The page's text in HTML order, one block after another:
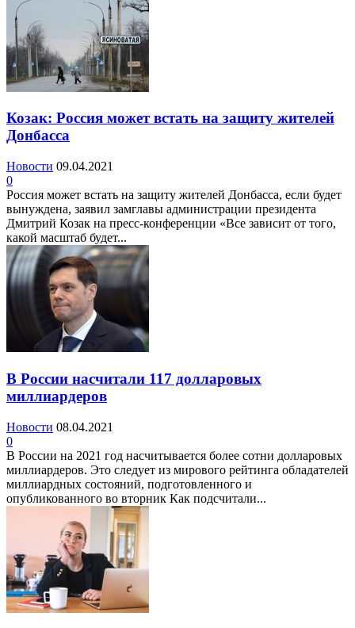
Козак: Россия может встать на защиту жителей
Донбасса
Новости 09.04.2021
0
Россия может встать на защиту жителей Донбасса, если будет
вынуждена, заявил замглавы администрации президента
Дмитрий Козак на пресс-конференции «Все зависит от того,
какой масштаб будет...
В России насчитали 117 долларовых
миллиардеров
Новости 08.04.2021
0
В России на 2021 год насчитывается более сотни долларовых
миллиардеров. Это следует из мирового рейтинга обладателей
миллиардных состояний, подготовленного и
опубликованного во вторник Как подсчитали...